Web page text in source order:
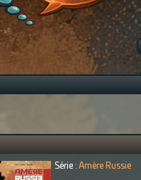
Série : Amère Russie